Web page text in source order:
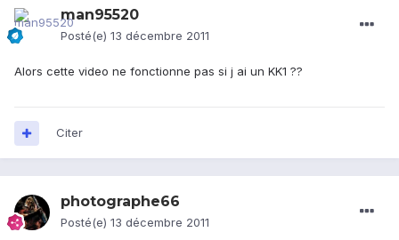
man95520
Posté(e) 13 décembre 2011
Alors cette video ne fonctionne pas si j ai un KK1 ??
Citer
photographe66
Posté(e) 13 décembre 2011